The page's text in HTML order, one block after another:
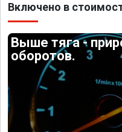
Включено в
Выше тяга -
оборотов.